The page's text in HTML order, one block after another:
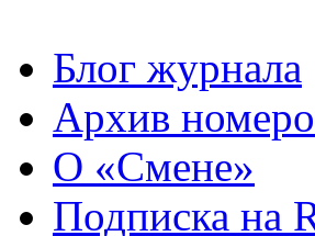
Блог журнала
Архив
О «Смене»
Подписка на